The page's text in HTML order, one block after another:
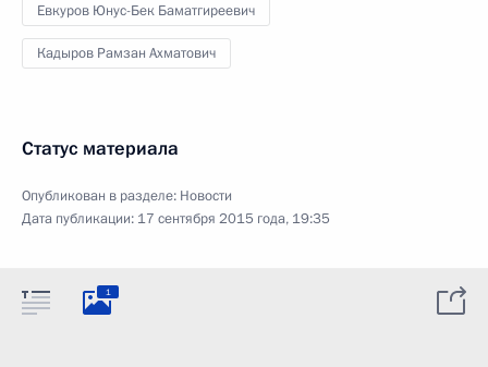
Евкуров Юнус-Бек Баматгиреевич
Кадыров Рамзан Ахматович
Статус материала
Опубликован в разделе: Новости
Дата публикации: 17 сентября 2015 года, 19:35
1